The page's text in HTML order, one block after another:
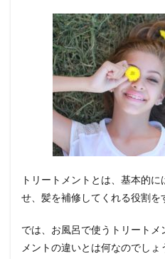
トメ
ント
徴
3
トリートメントとは、基本的
せ、髪を補修してくれる役割を
では、お風呂で使うトリートメ
メントの違いとは何なのでしょ